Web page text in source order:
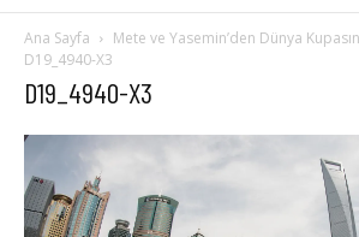
Ana Sayfa
Mete ve Yasemin’den Dünya
D19_4940-X3
D19_4940-X3